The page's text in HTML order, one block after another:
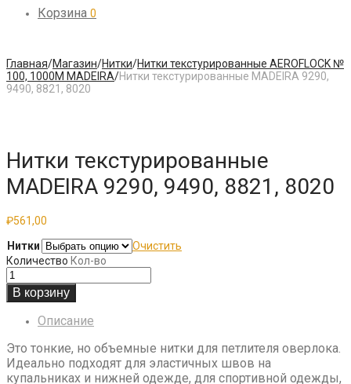
Корзина 0
Главная/Магазин/Нитки/Нитки текстурированные AEROFLOCK №
100, 1000М MADEIRA/Нитки текстурированные MADEIRA 9290,
9490, 8821, 8020
Нитки текстурированные
MADEIRA 9290, 9490, 8821, 8020
₽561,00
Нитки
Очистить
Количество Кол-во
В корзину
Описание
Это тонкие, но объемные нитки для петлителя оверлока.
Идеально подходят для эластичных швов на
купальниках и нижней одежде, для спортивной одежды,